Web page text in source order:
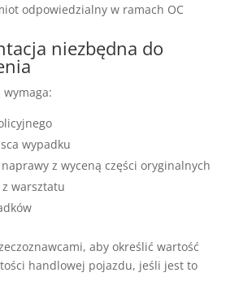
odpowiedzialny w ramach OC
niezbędna do
wymaga:
wypadku
z wyceną części oryginalnych
warsztatu
aby określić wartość
handlowej pojazdu, jeśli jest to